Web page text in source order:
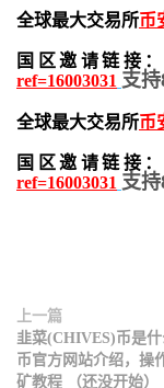
全球最大交易所币
国区邀请链接：
ref=16003031 支持
全球最大交易所币
国区邀请链接：
ref=16003031 支持
上一篇
韭菜(CHIVES)币是
币官方网站介绍，操
矿教程 （还没开始）